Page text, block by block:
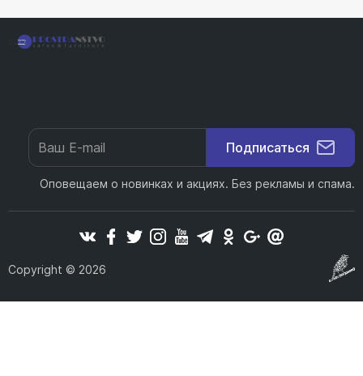
PR12Avio Подписаться
Оповещаем о новинках и акциях. Без рекламы и спама.
Copyright © 2026